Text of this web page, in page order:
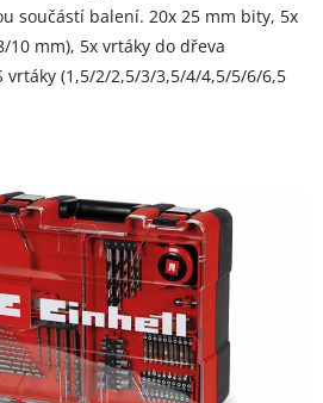
součástí balení. 20x 25 mm bity, 5x
mm), 5x vrtáky do dřeva
vrtáky (1,5/2/2,5/3/3,5/4/4,5/5/6/6,5